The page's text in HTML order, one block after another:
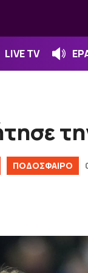
LIVE TV
ΠΟΔΟΣΦΑΙΡΟ